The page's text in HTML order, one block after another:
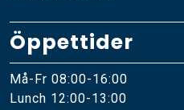
Öppettider
Må-Fr 08:00-16:00
Lunch 12:00-13:00